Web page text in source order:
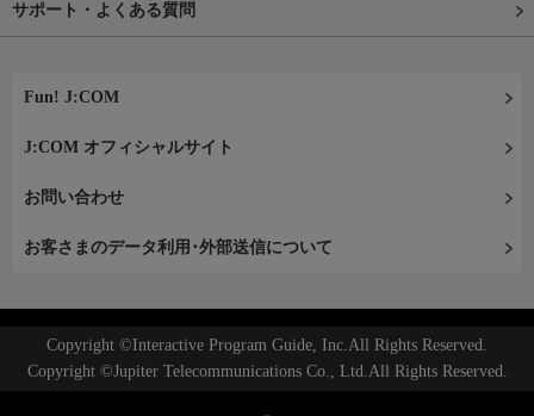
サポート・よくある質問
Fun! J:COM
J:COM オフィシャルサイト
お問い合わせ
お客さまのデータ利用･外部送信について
Copyright ©Interactive Program Guide, Inc.All Rights Reserved.
Copyright ©Jupiter Telecommunications Co., Ltd.All Rights Reserved.